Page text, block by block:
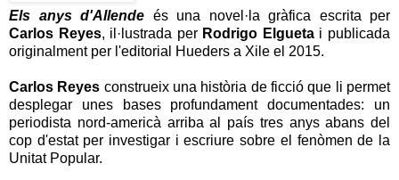
Els anys d'Allende és una novel·la gràfica escrita per
Carlos Reyes, il·lustrada per Rodrigo Elguetai publicada
originalment per l'editorial Hueders a Xile el 2015.
Carlos Reyes construeix una història de ficció que li permet
desplegar unes bases profundament documentades: un
periodista nord-americà arriba al país tres anys abans del
cop d'estat per investigar i escriure sobre el fenòmen de la
Unitat Popular.